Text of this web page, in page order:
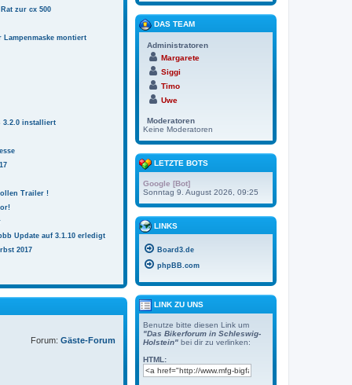
zur cx 500
Lampenmaske montiert
3.2.0 installiert
Trailer !
Update auf 3.1.10 erledigt
2017
Forum: Gäste-Forum
DAS TEAM
Administratoren
Margarete
Siggi
Timo
Uwe
Moderatoren
Keine Moderatoren
LETZTE BOTS
Google [Bot]
Sonntag 9. August 2026, 09:25
LINKS
Board3.de
phpBB.com
LINK ZU UNS
Benutze bitte diesen Link um
"Das Bikerforum in Schleswig-
Holstein" bei dir zu verlinken:
HTML: